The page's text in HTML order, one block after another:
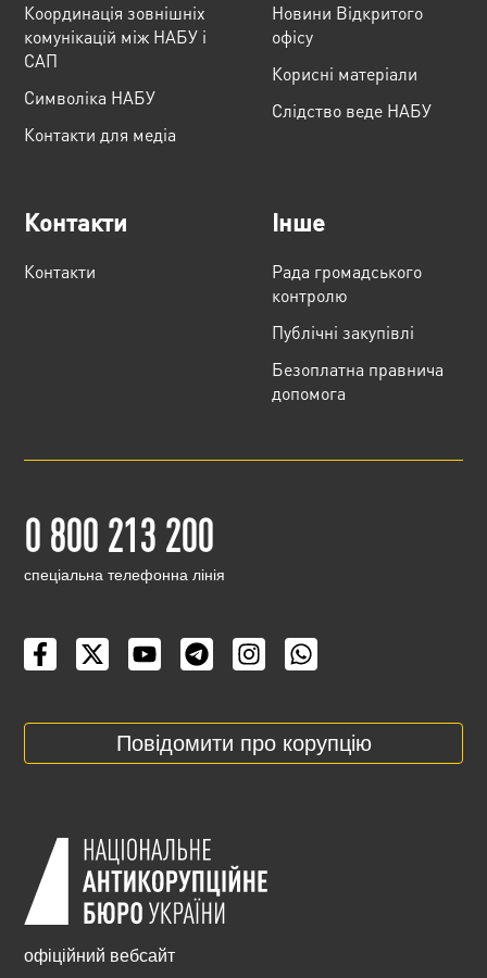
Координація зовнішніх
комунікацій між НАБУ і
САП
Cимволіка НАБУ
Контакти для медіа
Новини Відкритого
офісу
Корисні матеріали
Слідство веде НАБУ
Контакти
Контакти
Інше
Рада громадського
контролю
Публічні закупівлі
Безоплатна правнича
допомога
0 800 213 200
cпеціальна телефонна лінія
Повідомити про корупцію
офіційний вебсайт